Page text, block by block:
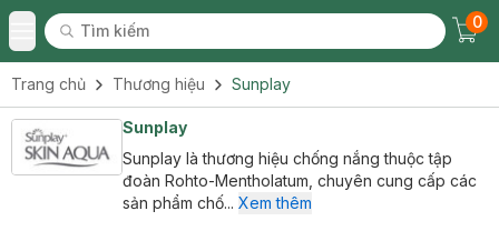
Toggle Menu
Tìm kiếm
Tìm kiếm
0
Trang chủ Thương hiệu Sunplay
Sunplay
Sunplay là thương hiệu chống nắng thuộc tập
đoàn Rohto-Mentholatum, chuyên cung cấp các
sản phẩm chố... Xem thêm